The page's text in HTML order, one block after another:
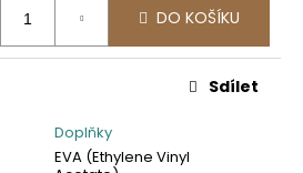
DO KOŠÍKU
Doplňky
EVA (Ethylene Vinyl
Sdílet